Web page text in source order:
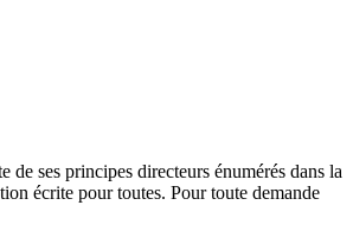
de ses principes directeurs énumérés dans la
écrite pour toutes. Pour toute demande